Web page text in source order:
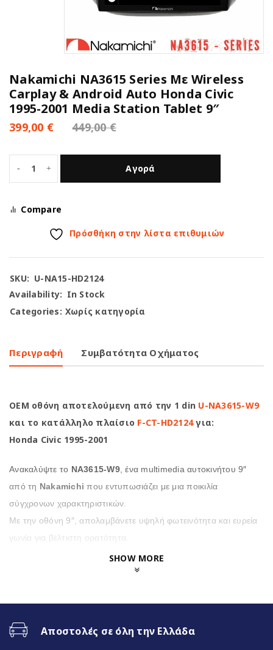
Nakamichi NA3615 Series Με Wireless
Carplay & Android Auto Honda Civic
1995-2001 Media Station Tablet 9″
449,00€
399,00 €
Αγορά
Compare
Πρόσθήκη στην λίστα επιθυμιών
SKU: U-NA15-HD2124
Availability: In Stock
Categories: Χωρίς κατηγορία
Περιγραφή Συμβατότητα Οχήματος
OEM οθόνη αποτελούμενη από την 1 din U-NA3615-W9
και το κατάλληλο πλαίσιο F-CT-HD2124για:
Honda Civic 1995-2001
Ανακαλύψτε το NA3615-W9, ένα multimedia αυτοκινήτου 9″
από τη Nakamichi που εντυπωσιάζει με μια ποικιλία
σύγχρονων χαρακτηριστικών.
Με την οθόνη 9″, απολαμβάνετε υψηλή φωτεινότητα και ευρεία
γωνία για βέλτιστη ορατότητα.
προσφέρει μια σειρά από
υψηλής ανάλυσης και πολύχρωμο φωτισμό
υποστηρίζει τόσο το Carplay™ όσο και το Android Auto™,
SHOW MORE
Αποστολές σε όλη την Ελλάδα